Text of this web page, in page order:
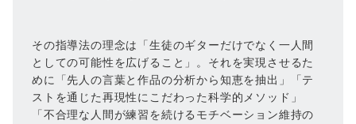
その指導法の理念は「生徒のギターだけでなく一人間
としての可能性を広げること」。それを実現させるた
めに「先人の言葉と作品の分析から知恵を抽出」「テ
ストを通じた再現性にこだわった科学的メソッド」
「不合理な人間が練習を続けるモチベーション維持の